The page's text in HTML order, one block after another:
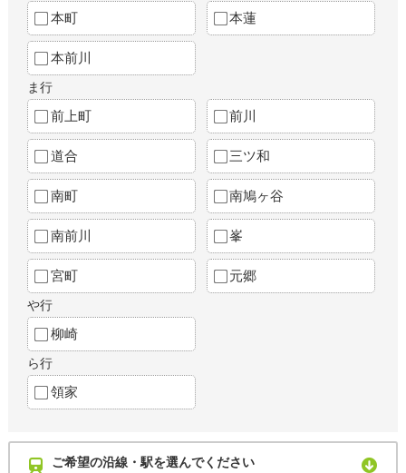
本町 本蓮
本前川
ま行
前上町 前川
道合 三ツ和
南町 南鳩ヶ谷
南前川 峯
宮町 元郷
や行
柳崎
ら行
領家
ご希望の沿線・駅を選んでください